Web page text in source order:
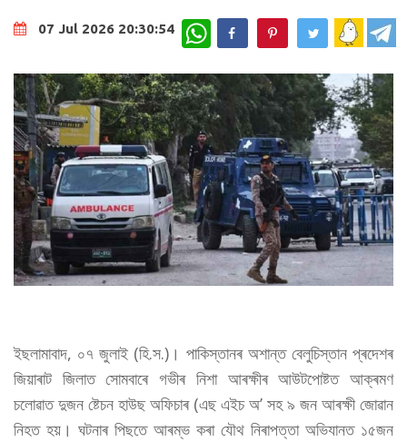
07 Jul 2026 20:30:54 WhatsApp
ইছলামাবাদ, ০৭ জুলাই (হি.স.)। পাকিস্তানৰ অশান্ত বেলুচিস্তান প্ৰদেশৰ
জিয়াৰাট জিলাত সোমবাৰে গভীৰ নিশা আৰক্ষীৰ আউটপোষ্টত আক্ৰমণ
চলোৱাত দুজন ষ্টেচন হাউছ অফিচাৰ (এছ এইচ অ’ সহ ৯ জন আৰক্ষী জোৱান
নিহত হয়। ঘটনাৰ পিছতে আৰম্ভ কৰা যৌথ নিৰাপত্তা অভিযানত ১৫জন